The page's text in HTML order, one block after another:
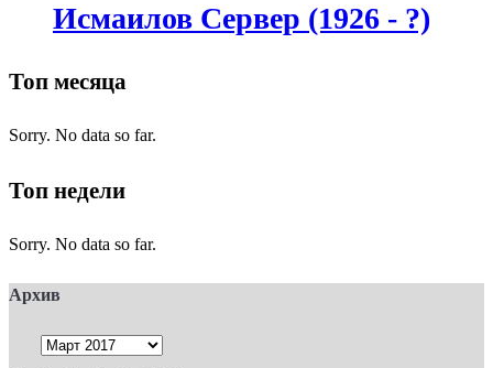
Исмаилов Сервер (1926 - ?)
Топ месяца
Sorry. No data so far.
Топ недели
Sorry. No data so far.
Архив